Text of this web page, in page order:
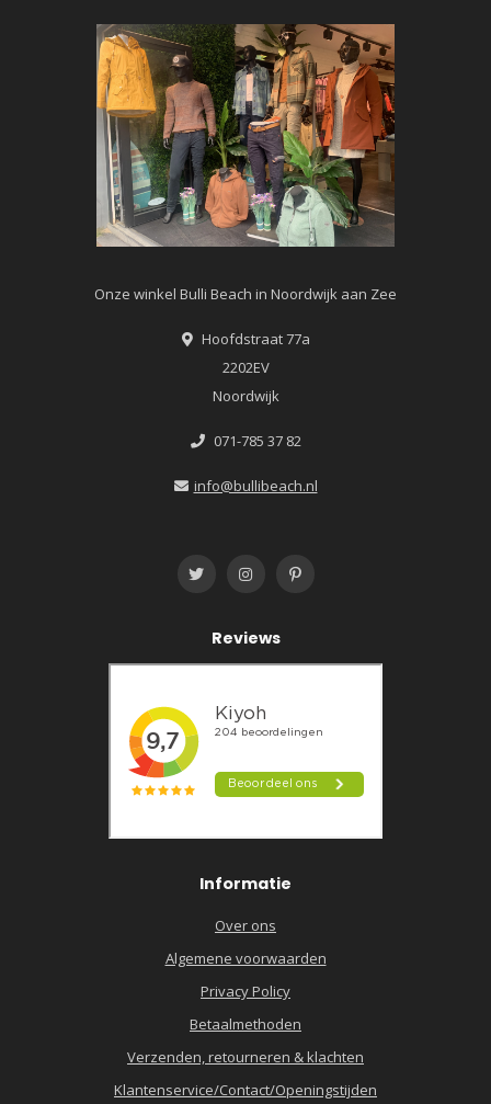
Onze winkel Bulli Beach in Noordwijk aan Zee
Hoofdstraat 77a
2202EV
Noordwijk
071-785 37 82
info@bullibeach.nl
Reviews
Informatie
Over ons
Algemene voorwaarden
Privacy Policy
Betaalmethoden
Verzenden, retourneren & klachten
Klantenservice/Contact/Openingstijden